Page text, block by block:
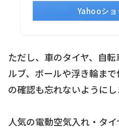
Yahooショ
ただし、車のタイヤ、自
ルブ、ボールや浮き輪ま
の確認も忘れないようにし
人気の電動空気入れ・タ